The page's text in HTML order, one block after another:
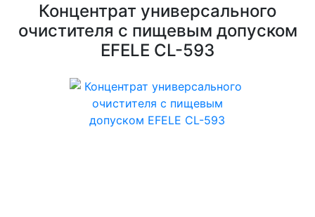
Концентрат универсального
очистителя с пищевым допуском
EFELE CL-593